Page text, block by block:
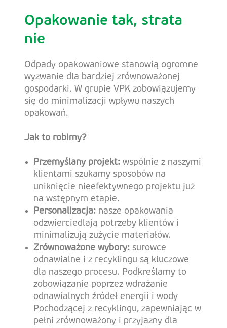
Opakowanie tak, strata
nie
Odpady opakowaniowe stanowią ogromne
wyzwanie dla bardziej zrównoważonej
gospodarki. W grupie VPK zobowiązujemy
się do minimalizacji wpływu naszych
opakowań.
Jak to robimy?
Przemyślany projekt: wspólnie z naszymi
klientami szukamy sposobów na
uniknięcie nieefektywnego projektu już
na wstępnym etapie.
Personalizacja: nasze opakowania
odzwierciedlają potrzeby klientów i
minimalizują zużycie materiałów.
Zrównoważone wybory: surowce
odnawialne i z recyklingu są kluczowe
dla naszego procesu. Podkreślamy to
zobowiązanie poprzez wdrażanie
odnawialnych źródeł energii i wody
Pochodzącej z recyklingu, zapewniając w
pełni zrównoważony i przyjazny dla